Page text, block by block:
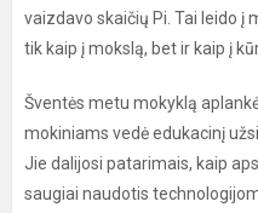
vaizdavo skaičių Pi. Tai leido
tik kaip į mokslą, bet ir kaip į
Šventės metu mokyklą
mokiniams vedė edukacinį
Jie dalijosi patarimais, kaip
saugiai naudotis